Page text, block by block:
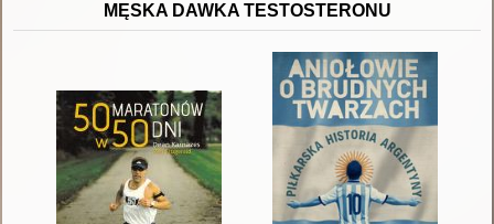
MĘSKA DAWKA TESTOSTERONU